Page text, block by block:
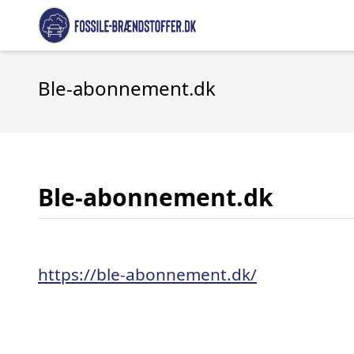
Ble-abonnement.dk
Ble-abonnement.dk
https://ble-abonnement.dk/